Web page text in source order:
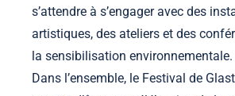
s’attendre à s’engager avec des
artistiques, des ateliers et des
la sensibilisation environnementale.
Dans l’ensemble, le Festival de